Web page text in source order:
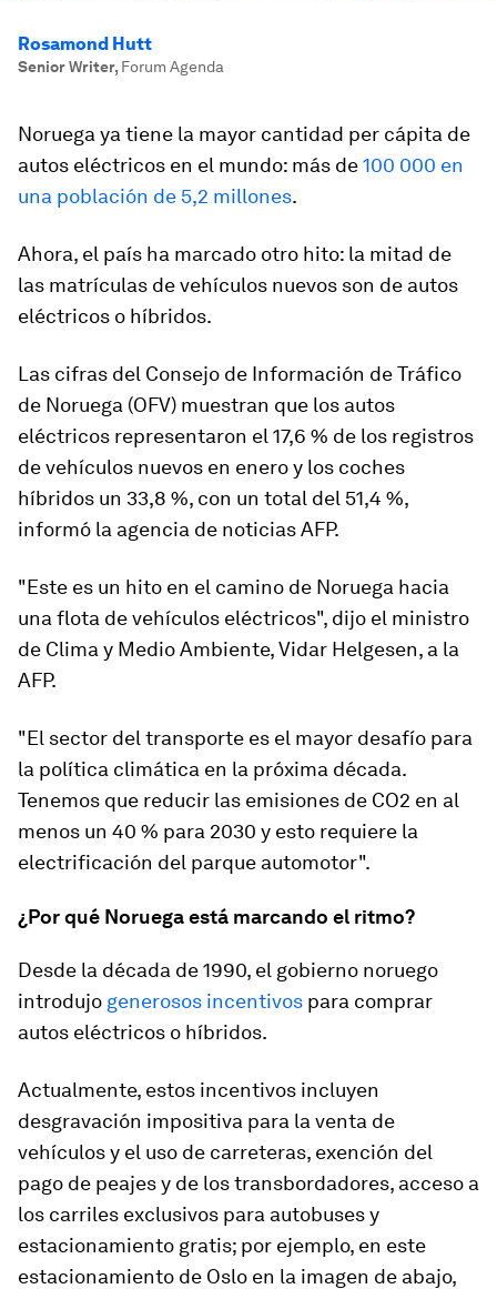
Rosamond Hutt
Senior Writer, Forum Agenda
Noruega ya tiene la mayor cantidad per cápita de
autos eléctricos en el mundo: más de100 000 en
una población de 5,2 millones.
Ahora, el país ha marcado otro hito: la mitad de
las matrículas de vehículos nuevos son de autos
eléctricos o híbridos.
Las cifras del Consejo de Información de Tráfico
de Noruega (OFV) muestran que los autos
eléctricos representaron el 17,6 % de los registros
de vehículos nuevos en enero y los coches
híbridos un 33,8 %, con un total del 51,4 %,
informó la agencia de noticias AFP.
"Este es un hito en el camino de Noruega hacia
una flota de vehículos eléctricos", dijo el ministro
de Clima y Medio Ambiente, Vidar Helgesen, a la
AFP.
"El sector del transporte es el mayor desafío para
la política climática en la próxima década.
Tenemos que reducir las emisiones de CO2 en al
menos un 40 % para 2030 y esto requiere la
electrificación del parque automotor".
¿Por qué Noruega está marcando el ritmo?
Desde la década de 1990, el gobierno noruego
introdujo generosos incentivos para comprar
autos eléctricos o híbridos.
Actualmente, estos incentivos incluyen
desgravación impositiva para la venta de
vehículos y el uso de carreteras, exención del
pago de peajes y de los transbordadores, acceso a
los carriles exclusivos para autobuses y
estacionamiento gratis; por ejemplo, en este
estacionamiento de Oslo en la imagen de abajo,